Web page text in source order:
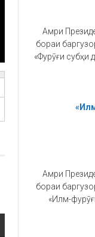
Амри
бораи
«Фурӯғи субҳи
Амри
бораи
«Илм-